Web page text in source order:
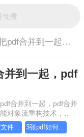
怎么把pdf合并到一起，pdf合并免费
并到一起，pdf
合并到一起，pdf合并
对象流重构技术，确
且排版不乱码。支持
路 SSL 加密保障隐私
3个pdf文件合并成一个